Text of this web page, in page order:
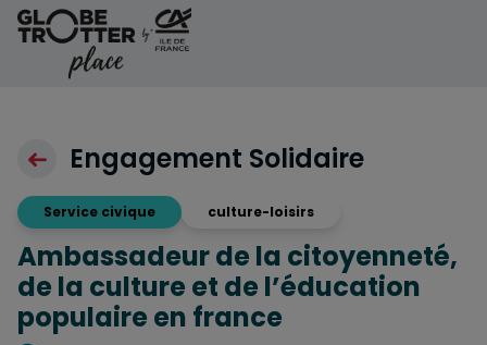
Aller au contenu
Engagement Solidaire
Service civique culture-loisirs
Ambassadeur de la citoyenneté,
de la culture et de l’éducation
populaire en france